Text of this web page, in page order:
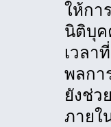
ให้กา
นิติบุค
เวลา
พลกา
ยังช่ว
ภายใ